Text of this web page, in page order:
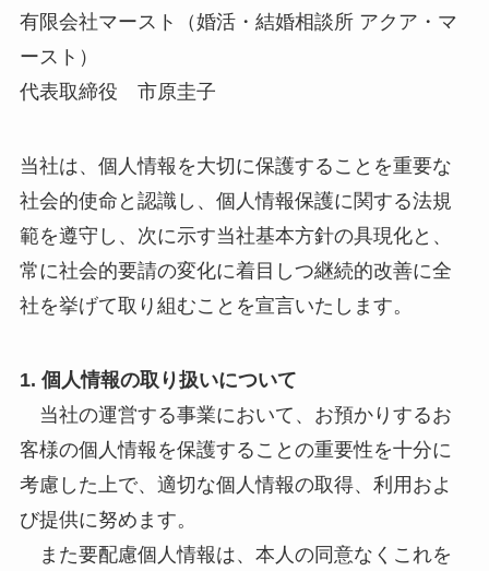
有限会社マースト（婚活・結婚相談所 アクア・マ
ースト）
代表取締役 市原圭子
当社は、個人情報を大切に保護することを重要な
社会的使命と認識し、個人情報保護に関する法規
範を遵守し、次に示す当社基本方針の具現化と、
常に社会的要請の変化に着目しつ継続的改善に全
社を挙げて取り組むことを宣言いたします。
1. 個人情報の取り扱いについて
当社の運営する事業において、お預かりするお
客様の個人情報を保護することの重要性を十分に
考慮した上で、適切な個人情報の取得、利用およ
び提供に努めます。
また要配慮個人情報は、本人の同意なくこれを